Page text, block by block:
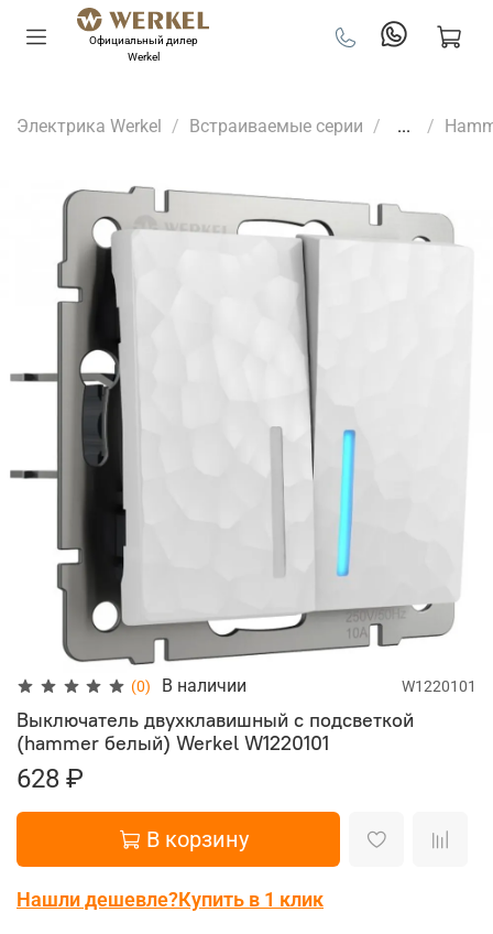
Официальный дилер
Werkel
Электрика Werkel Встраиваемые серии ...
(0) В наличии W1220101
Выключатель двухклавишный с подсветкой
(hammer белый) Werkel W1220101
628 ₽
В корзину
Нашли дешевле?Купить в 1 клик